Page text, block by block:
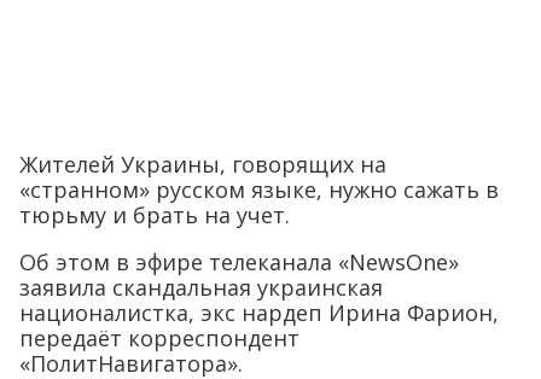
Жителей Украины, говорящих на
«странном» русском языке, нужно сажать в
тюрьму и брать на учет.
Об этом в эфире телеканала «NewsOne»
заявила скандальная украинская
националистка, экс нардеп Ирина Фарион,
передаёт корреспондент
«ПолитНавигатора».